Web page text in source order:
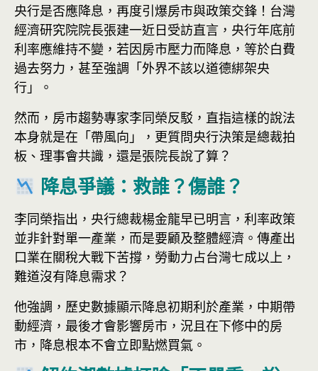
央行是否應降息，再度引爆房市與政策交鋒！台灣
經濟研究院院長張建一近日受訪直言，央行年底前
利率應維持不變，若因房市壓力而降息，等於白費
過去努力，甚至強調「外界不該以道德綁架央
行」。
然而，房市趨勢專家李同榮反駁，直指這樣的說法
本身就是在「帶風向」，更質問央行決策是總裁拍
板、理事會共識，還是張院長說了算？
降息爭議：救誰？傷誰？
李同榮指出，央行總裁楊金龍早已明言，利率政策
並非針對單一產業，而是要顧及整體經濟。傳產出
口業在關稅大戰下苦撐，勞動力占台灣七成以上，
難道沒有降息需求？
他強調，歷史數據顯示降息初期利於產業，中期帶
動經濟，最後才會影響房市，況且在下修中的房
市，降息根本不會立即點燃買氣。